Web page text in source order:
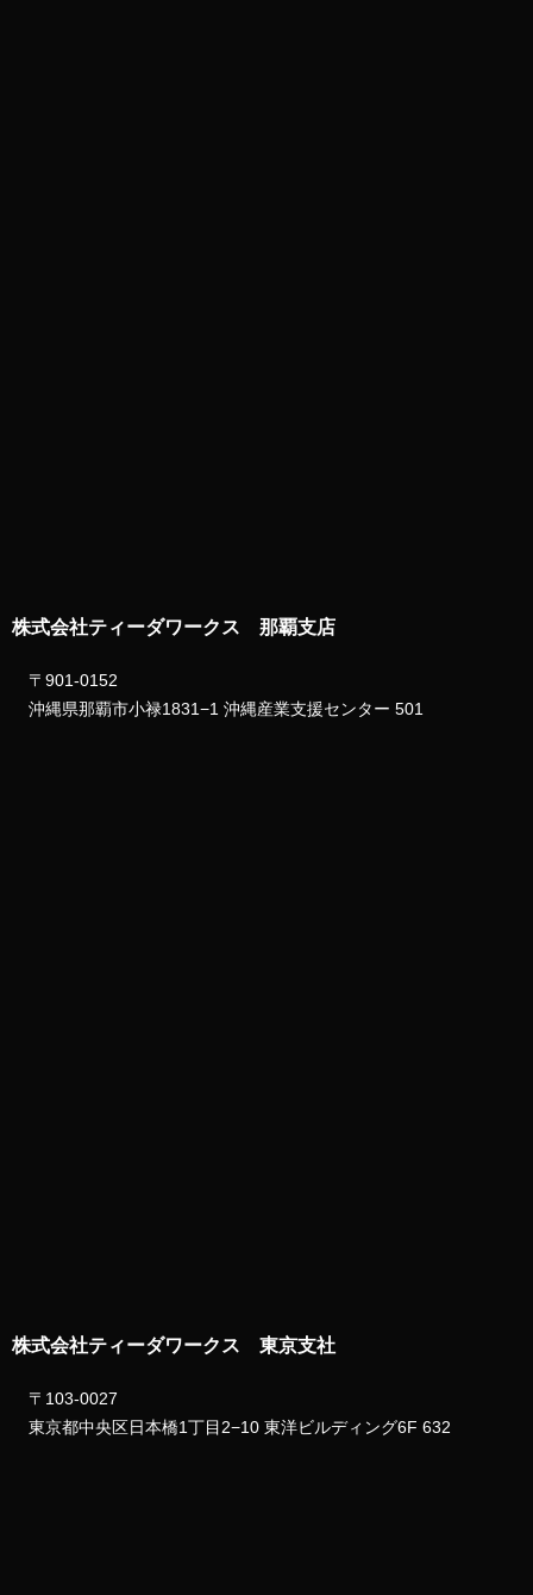
株式会社ティーダワークス 那覇支店
〒901-0152
沖縄県那覇市小禄1831−1 沖縄産業支援センター 501
株式会社ティーダワークス 東京支社
〒103-0027
東京都中央区日本橋1丁目2−10 東洋ビルディング6F 632